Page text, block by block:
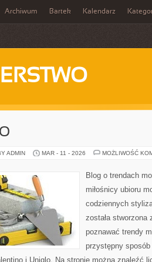
Archiwum Bartek Kalendarz
ADMIN MAR - 11 - 2026 MOŻLIWOŚĆ
Blog o trendach
miłośnicy ubioru
codziennych
została
poznawać trendy
przystępny
i Uniqlo. Na stronie można znaleźć